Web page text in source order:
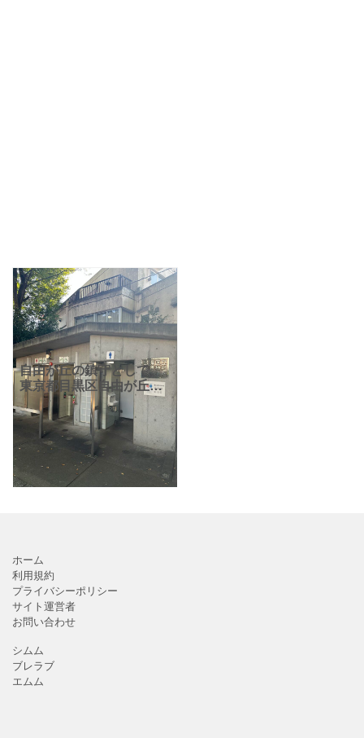
自由が丘の鎮守として、
東京都目黒区自由が丘の
街に佇む熊野神社(くまの
じんじゃ)。入口には目黒
区立熊野神社公衆便所が
あります。 熊野神社と
は、自由が丘駅正面口か
ら
ホーム
利用規約
プライバシーポリシー
サイト運営者
お問い合わせ
シムム
ブレラブ
エムム